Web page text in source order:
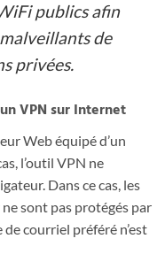
publics afin
de
privées.
VPN sur Internet
Web équipé d’un
l’outil VPN ne
Dans ce cas, les
sont pas protégés par
courriel préféré n’est